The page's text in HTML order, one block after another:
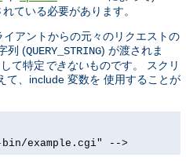
ている必要があります。
アントからの元々のリクエストの
列 (QUERY_STRING) が渡されま
て特定できないものです。 スクリ
て、include 変数を 使用することが
example.cgi" -->